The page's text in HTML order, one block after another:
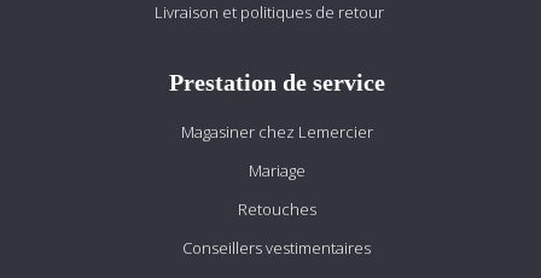
Livraison et politiques de retour
Prestation de service
Magasiner chez Lemercier
Mariage
Retouches
Conseillers vestimentaires